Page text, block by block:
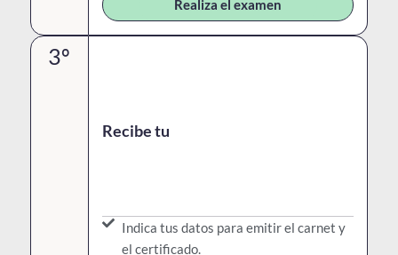
Realiza el examen
3º
Recibe tu
Indica tus datos para emitir el carnet y
el certificado.